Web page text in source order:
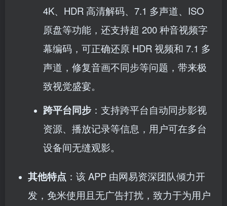
4K、HDR 高清解码、7.1 多声道、ISO
原盘等功能，还支持超 200 种音视频字
幕编码，可正确还原 HDR 视频和 7.1 多
声道，修复音画不同步等问题，带来极
致视觉盛宴。
跨平台同步 ：支持跨平台自动同步影视
资源、播放记录等信息，用户可在多台
设备间无缝观影。
其他特点 ：该 APP 由网易资深团队倾力开
发，免米使用且无广告打扰，致力于为用户